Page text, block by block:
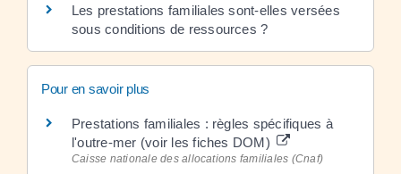
Les prestations familiales sont-elles versées
sous conditions de ressources ?
Pour en savoir plus
Prestations familiales : règles spécifiques à
l'outre-mer (voir les fiches DOM)
Caisse nationale des allocations familiales (Cnaf)